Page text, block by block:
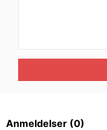
Anmeldelser (0)